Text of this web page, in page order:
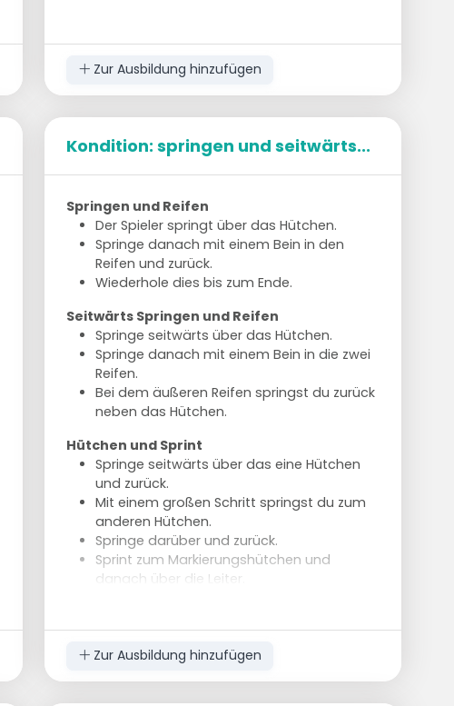
Zur Ausbildung hinzufügen
Kondition: springen und seitwärts...
Springen und Reifen
Der Spieler springt über das Hütchen.
Springe danach mit einem Bein in den
Reifen und zurück.
Wiederhole dies bis zum Ende.
Seitwärts Springen und Reifen
Springe seitwärts über das Hütchen.
Springe danach mit einem Bein in die zwei
Reifen.
Bei dem äußeren Reifen springst du zurück
neben das Hütchen.
Hütchen und Sprint
Springe seitwärts über das eine Hütchen
und zurück.
Mit einem großen Schritt springst du zum
anderen Hütchen.
Springe darüber und zurück.
Sprint zum Markierungshütchen und
danach über die Leiter.
Sorge für eine gute Balance beim Springen
auf einem Bein.
Versuche, die Übungen in einer fließenden
Zur Ausbildung hinzufügen